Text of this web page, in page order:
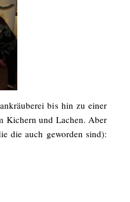
bis hin zu einer
Kichern und Lachen. Aber
die auch geworden sind):